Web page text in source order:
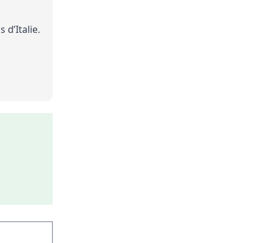
d’Italie.